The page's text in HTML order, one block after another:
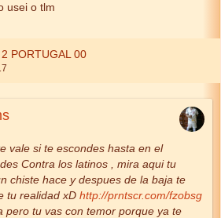
usei o tlm
PORTUGAL 00
vale si te escondes hasta en el
Contra los latinos , mira aqui tu
chiste hace y despues de la baja te
tu realidad xD http://prntscr.com/fzobsg
pero tu vas con temor porque ya te